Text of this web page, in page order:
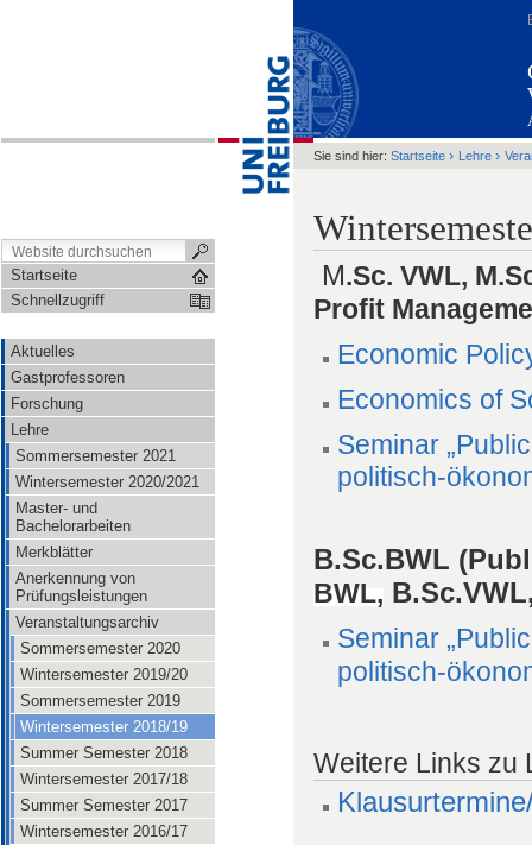
Startseite
Schnellzugriff
Aktuelles
Gastprofessoren
Forschung
Lehre
Sommersemester 2021
Wintersemester 2020/2021
Master- und
Bachelorarbeiten
Merkblätter
Anerkennung von
Prüfungsleistungen
Veranstaltungsarchiv
Sommersemester 2020
Wintersemester 2019/20
Sommersemester 2019
Wintersemester 2018/19
Summer Semester 2018
Wintersemester 2017/18
Summer Semester 2017
Wintersemester 2016/17
Sie sind hier: Startseite › Lehre ›
M.Sc. VWL,
Profit
Economic
Economics of
Seminar
politisch-
B.Sc.BWL
BWL,
Seminar
politisch-
Weitere Links zu